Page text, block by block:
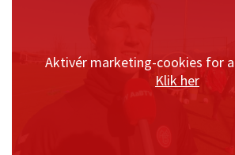
Aktivér marketing-cookies for
Klik her